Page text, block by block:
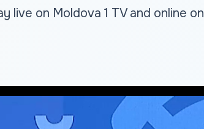
live on Moldova 1 TV and online on